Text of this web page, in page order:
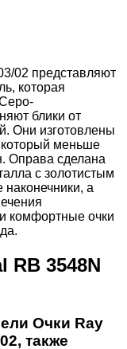
02 представляют
которая
блики от
Они изготовлены
который меньше
Оправа сделана
с золотистым
а
комфортные очки
RB 3548N
Очки Ray
также